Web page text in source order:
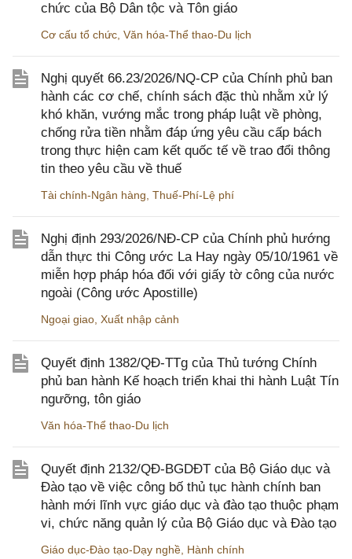
chức của Bộ Dân tộc và Tôn giáo
Cơ cấu tổ chức Văn hóa-Thể thao-Du lịch
Nghị quyết 66.23/2026/NQ-CP của Chính phủ ban
hành các cơ chế, chính sách đặc thù nhằm xử lý
khó khăn, vướng mắc trong pháp luật về phòng,
chống rửa tiền nhằm đáp ứng yêu cầu cấp bách
trong thực hiện cam kết quốc tế về trao đổi thông
tin theo yêu cầu về thuế
Tài chính-Ngân hàng Thuế-Phí-Lệ phí
Nghị định 293/2026/NĐ-CP của Chính phủ hướng
dẫn thực thi Công ước La Hay ngày 05/10/1961 về
miễn hợp pháp hóa đối với giấy tờ công của nước
ngoài (Công ước Apostille)
Ngoại giao Xuất nhập cảnh
Quyết định 1382/QĐ-TTg của Thủ tướng Chính
phủ ban hành Kế hoạch triển khai thi hành Luật Tín
ngưỡng, tôn giáo
Văn hóa-Thể thao-Du lịch
Quyết định 2132/QĐ-BGDĐT của Bộ Giáo dục và
Đào tạo về việc công bố thủ tục hành chính ban
hành mới lĩnh vực giáo dục và đào tạo thuộc phạm
vi, chức năng quản lý của Bộ Giáo dục và Đào tạo
Giáo dục-Đào tạo-Dạy nghề Hành chính